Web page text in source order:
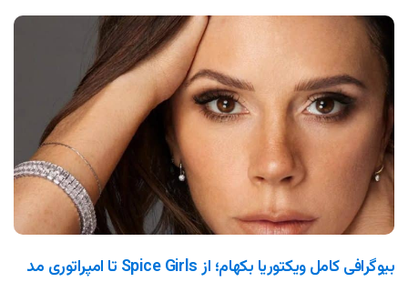
بیوگرافی کامل ویکتوریا بکهام؛ از Spice Girls تا امپراتوری مد